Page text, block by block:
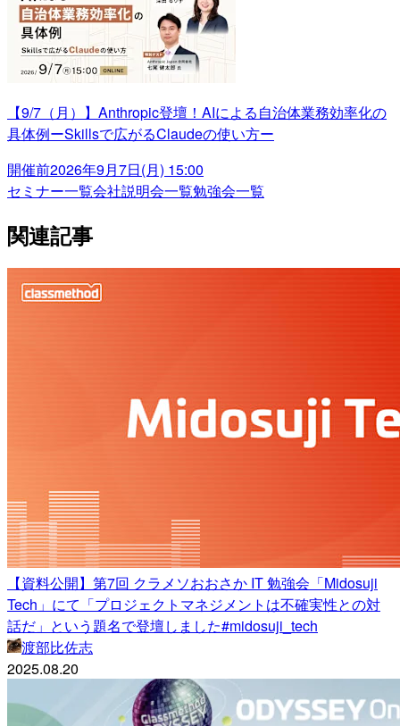
【9/7（月）】Anthropic登壇！AIによる自治体業務効率化の
具体例ーSkillsで広がるClaudeの使い方ー
開催前2026年9月7日(月) 15:00
セミナー一覧会社説明会一覧勉強会一覧
関連記事
【資料公開】第7回 クラメソおおさか IT 勉強会「Midosuji
Tech」にて「プロジェクトマネジメントは不確実性との対
話だ」という題名で登壇しました#midosuji_tech
渡部比佐志
2025.08.20